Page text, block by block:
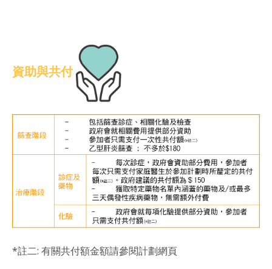
資助與共付
*註二: 有關共付額金額請參閱計劃網頁